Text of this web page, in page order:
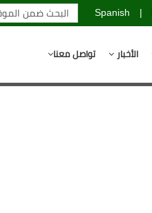
|
Spanish
الأخبار تواصل معنا